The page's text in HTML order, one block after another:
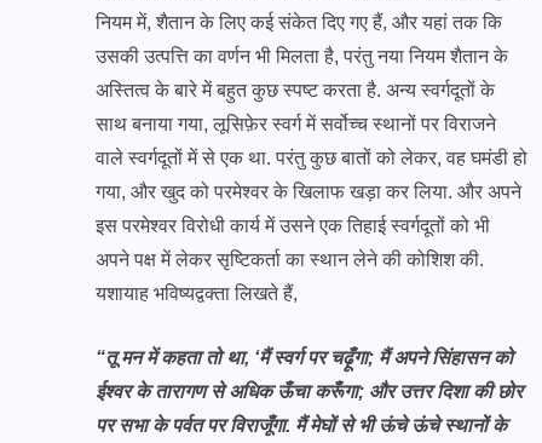
नियम में, शैतान के लिए कई संकेत दिए गए हैं, और यहां तक कि
उसकी उत्पत्ति का वर्णन भी मिलता है, परंतु नया नियम शैतान के
अस्तित्व के बारे में बहुत कुछ स्पष्ट करता है. अन्य स्वर्गदूतों के
साथ बनाया गया, लूसिफ़ेर स्वर्ग में सर्वोच्च स्थानों पर विराजने
वाले स्वर्गदूतों में से एक था. परंतु कुछ बातों को लेकर, वह घमंडी हो
गया, और खुद को परमेश्वर के खिलाफ खड़ा कर लिया. और अपने
इस परमेश्वर विरोधी कार्य में उसने एक तिहाई स्वर्गदूतों को भी
अपने पक्ष में लेकर सृष्टिकर्ता का स्थान लेने की कोशिश की.
यशायाह भविष्यद्वक्ता लिखते हैं,
“तू मन में कहता तो था, ‘मैं स्वर्ग पर चढ़ूँगा; मैं अपने सिंहासन को
ईश्‍वर के तारागण से अधिक ऊँचा करूँगा; और उत्तर दिशा की छोर
पर सभा के पर्वत पर विराजूँगा. मैं मेघों से भी ऊंचे ऊंचे स्थानों के